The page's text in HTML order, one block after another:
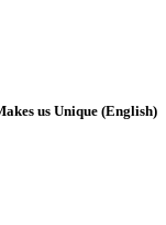
(English) What Makes us Unique